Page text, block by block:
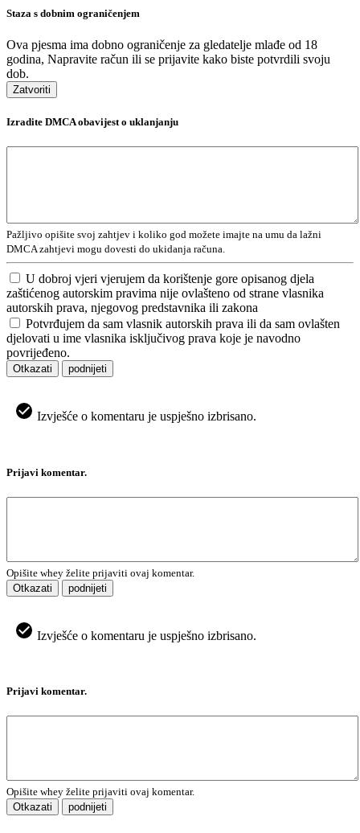
Staza s dobnim ograničenjem
Ova pjesma ima dobno ograničenje za gledatelje mlađe od 18
godina, Napravite račun ili se prijavite kako biste potvrdili svoju
dob.
Zatvoriti
Izradite DMCA obavijest o uklanjanju
Pažljivo opišite svoj zahtjev i koliko god možete imajte na umu da lažni
DMCA zahtjevi mogu dovesti do ukidanja računa.
U dobroj vjeri vjerujem da korištenje gore opisanog djela
zaštićenog autorskim pravima nije ovlašteno od strane vlasnika
autorskih prava, njegovog predstavnika ili zakona
Potvrđujem da sam vlasnik autorskih prava ili da sam ovlašten
djelovati u ime vlasnika isključivog prava koje je navodno
povrijeđeno.
Otkazati podnijeti
Izvješće o komentaru je uspješno izbrisano.
Prijavi komentar.
Opišite whey želite prijaviti ovaj komentar.
Otkazati
podnijeti
Izvješće o komentaru je uspješno izbrisano.
Prijavi komentar.
Opišite whey želite prijaviti ovaj komentar.
Otkazati
podnijeti